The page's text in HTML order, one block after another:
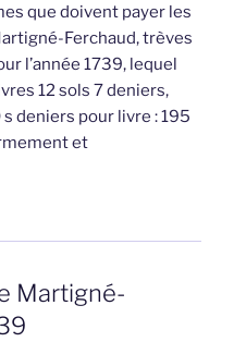
que doivent payer les
Ferchaud, trèves
l’année 1739, lequel
12 sols 7 deniers,
deniers pour livre : 195
et
Martigné-